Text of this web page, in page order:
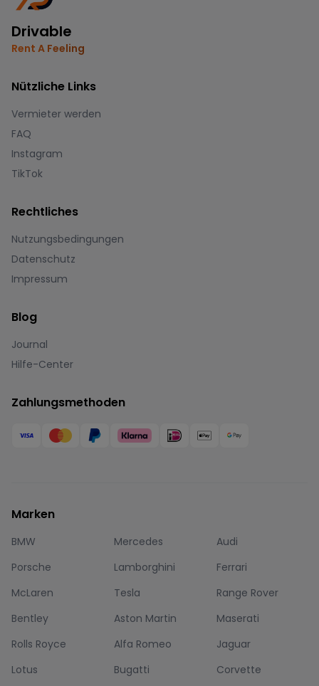
Drivable
Rent A Feeling
Nützliche Links
Vermieter werden
FAQ
Instagram
TikTok
Rechtliches
Nutzungsbedingungen
Datenschutz
Impressum
Blog
Journal
Hilfe-Center
Zahlungsmethoden
Marken
BMW Mercedes
Audi
Porsche
Lamborghini
Ferrari
McLaren
Tesla
Range Rover
Bentley
Aston Martin
Maserati
Rolls Royce
Alfa Romeo
Jaguar
Lotus
Bugatti Corvette